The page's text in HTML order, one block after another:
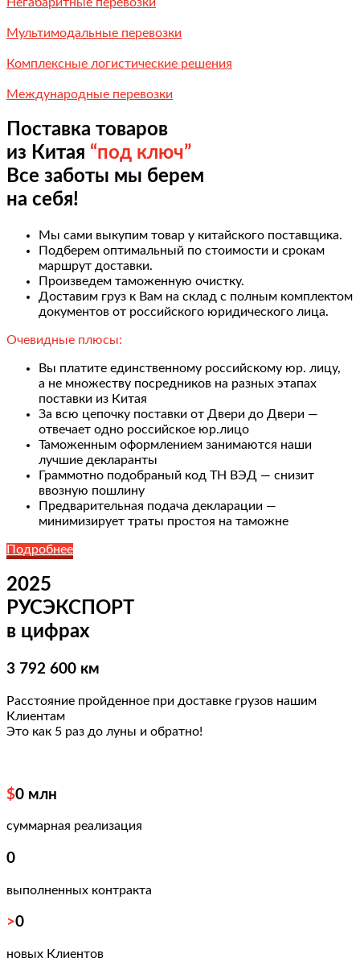
Негабаритные перевозки
Мультимодальные перевозки
Комплексные логистические решения
Международные перевозки
Поставка товаров
из Китая “под ключ”
Все заботы мы берем
на себя!
Мы сами выкупим товар у китайского поставщика.
Подберем оптимальный по стоимости и срокам
маршрут доставки.
Произведем таможенную очистку.
Доставим груз к Вам на склад с полным комплектом
документов от российского юридического лица.
Очевидные плюсы:
Вы платите единственному российскому юр. лицу,
а не множеству посредников на разных этапах
поставки из Китая
За всю цепочку поставки от Двери до Двери —
отвечает одно российское юр.лицо
Таможенным оформлением занимаются наши
лучшие декларанты
Граммотно подобраный код ТН ВЭД — снизит
ввозную пошлину
Предварительная подача декларации —
минимизирует траты простоя на таможне
Подробнее
2025
РУСЭКСПОРТ
в цифрах
3 792 600 км
Расстояние пройденное при доставке грузов нашим
Клиентам
Это как 5 раз до луны и обратно!
$0 млн
суммарная реализация
0
выполненных контракта
>0
новых Клиентов